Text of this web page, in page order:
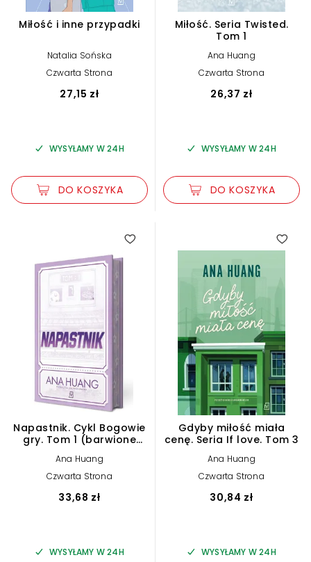
Miłość i inne przypadki
Natalia Sońska
Czwarta Strona
27,15 zł
WYSYŁAMY W 24H
DO KOSZYKA
Miłość. Seria Twisted.
Tom 1
Ana Huang
Czwarta Strona
26,37 zł
WYSYŁAMY W 24H
DO KOSZYKA
5.00
Napastnik. Cykl Bogowie
gry. Tom 1 (barwione
Ana Huang
Czwarta Strona
33,68 zł
WYSYŁAMY W 24H
Gdyby miłość miała
cenę. Seria If love. Tom 3
Ana Huang
Czwarta Strona
30,84 zł
WYSYŁAMY W 24H